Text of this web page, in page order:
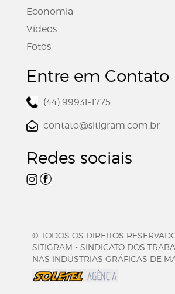
Economia
Vídeos
Fotos
Entre em Contato
(44) 99931-1775
contato@sitigram.com.br
Redes sociais
© TODOS OS DIREITOS
SITIGRAM - SINDICATO DOS
NAS INDÚSTRIAS GRÁFICAS DE